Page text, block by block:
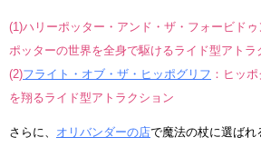
(1)ハリーポッター・アンド・ザ・フォービド
ポッターの世界を全身で駆けるライド型アトラ
(2)フライト・オブ・ザ・ヒッポグリフ ：ヒッ
を翔るライド型アトラクション
さらに、 オリバンダーの店で魔法の杖に選ばれ